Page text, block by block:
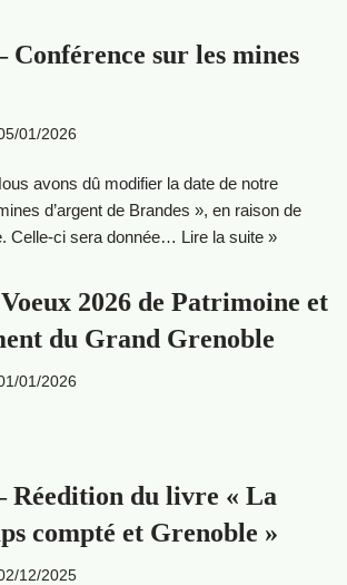
Conférence sur les mines
01/2026
avons dû modifier la date de notre
d’argent de Brandes », en raison de
Celle-ci sera donnée… Lire la suite »
2026 de Patrimoine et
du Grand Grenoble
01/2026
Réedition du livre « La
compté et Grenoble »
12/2025